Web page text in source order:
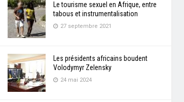
Le tourisme sexuel en Afrique, entre
tabous et instrumentalisation
27 septembre 2021
Les présidents africains boudent
Volodymyr Zelensky
24 mai 2024